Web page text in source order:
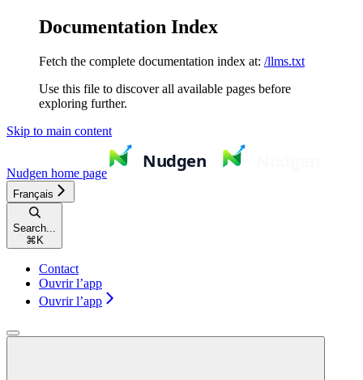
Documentation Index
Fetch the complete documentation index at: /llms.txt
Use this file to discover all available pages before
exploring further.
Skip to main content
Nudgen home page
Français
Search...
⌘ K
Contact
Ouvrir l’app
Ouvrir l’app